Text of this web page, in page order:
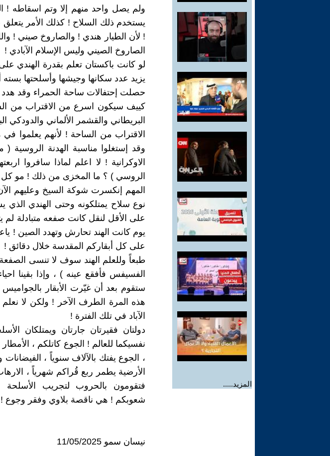
المزيد.....
ولم يصل واحد منهم إلا وتم اسقاطه !
يستخدم ذلك السلاح ! كذلك الأمر يتعلق
! لأن الطيار هندي ! والصاروخ صيني !
الصاروخ الصيني وليس الإسلام الآبادي !
لو كانت باكستان تعلم بقدرة الهندي
يزيد عدد سكانها وجيشها وأسلحتها
حصلت إحتفالات ساحة الحمراء وقد هدد
كييف سيكون اسرع من الاقتراب من
البريطاني والقشمر الألماني والدودكي
الاقتراب من الساحة ! لأنهم يعلموا
وقد إستغلوا مناسبة الهدنة
الاوكرانية ! لا اعلم لماذا سافروا
الروسي ) ؟ ما المخزى من ذلك ! مو
المهم إنكسرت شوكة السيخ وعليهم
نوع سلاح يمتلكونه وحتى الهندي الذي
على الأقل لنقل كانت صفعه متبادلة لم
يوم كانت الهند تحارش وتهدد الصين !
على كل أبقاركم المقدسة خلال دقائق !
طبعاً وللعلم الهند سوف لا تنسى
الفسيفس فأفقع عينه ) ، وإذا بقينا
ستقوم بعد أن غيّرت الأبقار
هذه المرة الطرف الآخر ! ولكن لا
الآباد في تلك الفترة !
دولتان فقيرتان جارتان ويمتلكان
نفسيكما للعالم ! الجوع كاتلكم ،
، الجوع يفتك بالآلاف سنوياً ،
الأرضية يطمر ربع قُراكم شهرياً ،
فتقومون بالحروب لتجريب الأسلحة
شعوبكم ! هي ناقصة بلاوي وفقر وجوع !
نيسان سمو 11/05/2025